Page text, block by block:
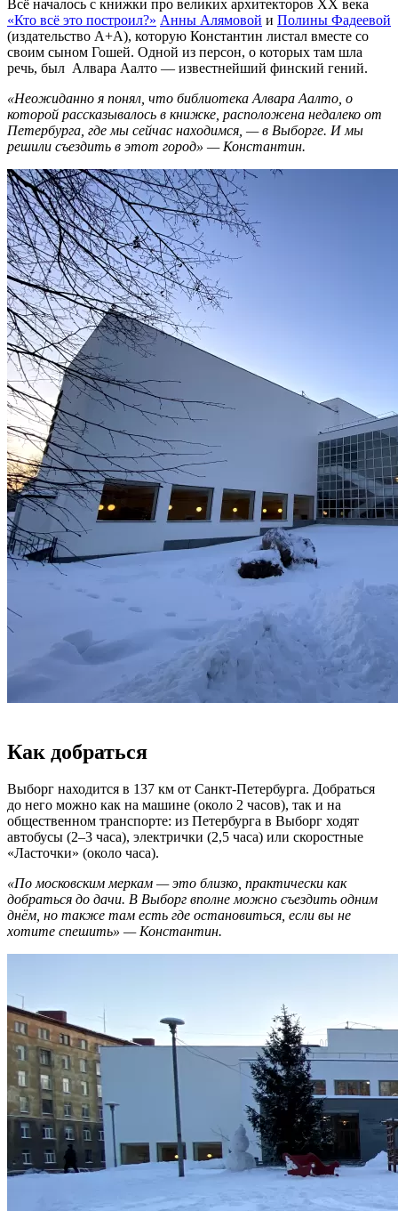
Всё началось с книжки про великих архитекторов XX века
«Кто всё это построил?» Анны Алямовой и Полины Фадеевой
(издательство А+А), которую Константин листал вместе со
своим сыном Гошей. Одной из персон, о которых там шла
речь, был Алвара Аалто — известнейший финский гений.
«Неожиданно я понял, что библиотека Алвара Аалто, о
которой рассказывалось в книжке, расположена недалеко от
Петербурга, где мы сейчас находимся, — в Выборге. И мы
решили съездить в этот город» — Константин.
Как добраться
Выборг находится в 137 км от Санкт-Петербурга. Добраться
до него можно как на машине (около 2 часов), так и на
общественном транспорте: из Петербурга в Выборг ходят
автобусы (2–3 часа), электрички (2,5 часа) или скоростные
«Ласточки» (около часа).
«По московским меркам — это близко, практически как
добраться до дачи. В Выборг вполне можно съездить одним
днём, но также там есть где остановиться, если вы не
хотите спешить» — Константин.